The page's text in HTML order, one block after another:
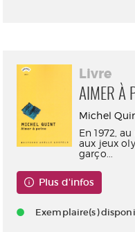
Livre
AIMER À
Michel
En 1972,
aux jeux
garço...
Plus d'infos
Exemplaire(s)